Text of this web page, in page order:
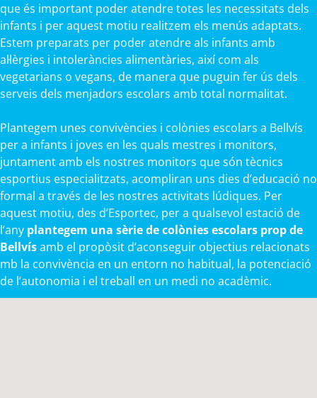
que és important poder atendre totes les necessitats dels
infants i per aquest motiu realitzem els menús adaptats.
Estem preparats per poder atendre als infants amb
al·lèrgies i intoleràncies alimentàries, així com als
vegetarians o vegans, de manera que puguin fer ús dels
serveis dels menjadors escolars amb total normalitat.
Plantegem unes convivències i colònies escolars a Bellvís
per a infants i joves en les quals mestres i monitors,
juntament amb els nostres monitors que són tècnics
esportius especialitzats, acompliran uns dies d’educació no
formal a través de les nostres activitats lúdiques. Per
aquest motiu, des d’Esportec, per a qualsevol estació de
l’any plantegem una sèrie de colònies escolars prop de
Bellvísamb el propòsit d’aconseguir objectius relacionats
mb la convivència en un entorn no habitual, la potenciació
de l’autonomia i el treball en un medi no acadèmic.